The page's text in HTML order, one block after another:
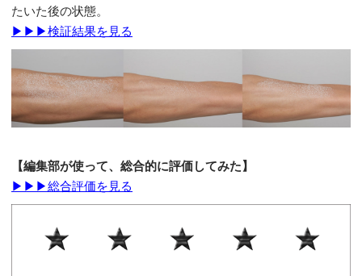
たいた後の状態。
▶▶▶検証結果を見る
【編集部が使って、総合的に評価してみた】
▶▶▶総合評価を見る